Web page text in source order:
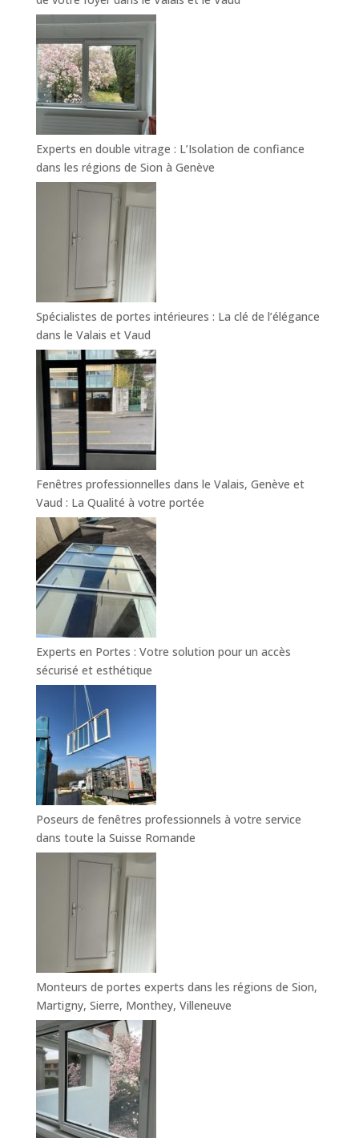
Experts en double vitrage : L’Isolation de confiance
dans les régions de Sion à Genève
Spécialistes de portes intérieures : La clé de l’élégance
dans le Valais et Vaud
Fenêtres professionnelles dans le Valais, Genève et
Vaud : La Qualité à votre portée
Experts en Portes : Votre solution pour un accès
sécurisé et esthétique
Poseurs de fenêtres professionnels à votre service
dans toute la Suisse Romande
Monteurs de portes experts dans les régions de Sion,
Martigny, Sierre, Monthey, Villeneuve